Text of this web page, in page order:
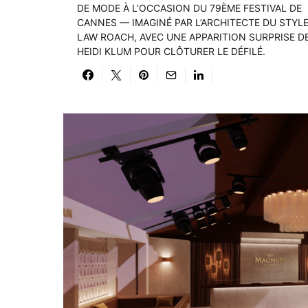
DE MODE À L’OCCASION DU 79ÈME FESTIVAL DE
CANNES — IMAGINÉ PAR L’ARCHITECTE DU STYLE
LAW ROACH, AVEC UNE APPARITION SURPRISE
HEIDI KLUM POUR CLÔTURER LE DÉFILÉ.